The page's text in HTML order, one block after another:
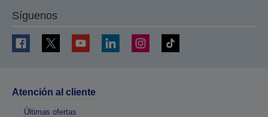
Síguenos
Atención al cliente
Últimas ofertas